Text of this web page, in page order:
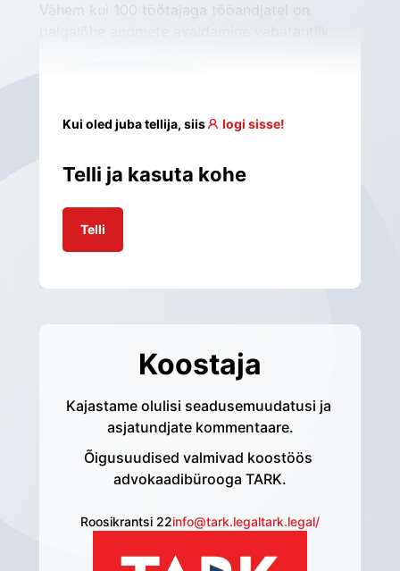
Vähem kui 100 töötajaga tööandjatel on
Kui oled juba tellija, siis logi sisse!
Telli ja kasuta kohe
Telli
Koostaja
Kajastame olulisi seadusemuudatusi ja
asjatundjate kommentaare.
Õigusuudised valmivad koostöös
advokaadibürooga TARK.
Roosikrantsi 22info@tark.legaltark.legal/